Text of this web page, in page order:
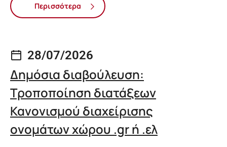
Περισσότερα
28/07/2026
Δημόσια διαβούλευση:
Τροποποίηση διατάξεων
Κανονισμού διαχείρισης
ονομάτων χώρου .gr ή .ελ